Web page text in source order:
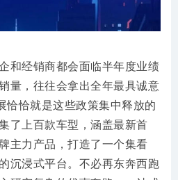
和经销商都会面临半年度业绩
量，往往会拿出全年最具诚意
恰恰就是这些政策集中释放的
了上百款车型，涵盖最新首
主力产品，打造了一个集看
沉浸式平台。不必再东奔西跑